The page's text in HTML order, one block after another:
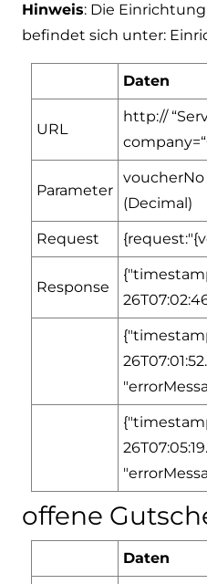
Hinweis: Die
befindet sich unter:
Daten
URL
http://
Parameter
voucherNo
(Decimal)
Request
Response
offene
Daten